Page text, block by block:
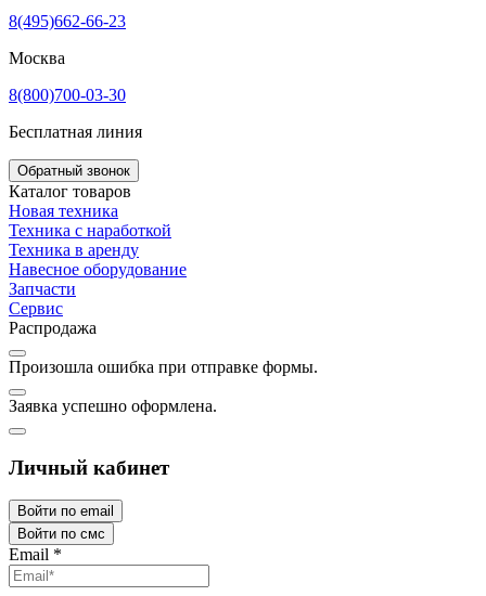
8(495)662-66-23
Москва
8(800)700-03-30
Бесплатная линия
Обратный звонок
Каталог товаров
Новая техника
Техника с наработкой
Техника в аренду
Навесное оборудование
Запчасти
Сервис
Распродажа
Произошла ошибка при отправке формы.
Заявка успешно оформлена.
Личный кабинет
Войти по email
Войти по смс
Email *